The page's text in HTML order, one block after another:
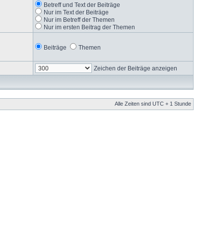
Betreff und Text der Beiträge
Nur im Text der Beiträge
Nur im Betreff der Themen
Nur im ersten Beitrag der Themen
Beiträge Themen
Zeichen der Beiträge anzeigen
Alle Zeiten sind UTC + 1 Stunde